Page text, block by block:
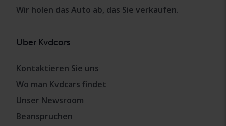
Wir holen das Auto ab, das Sie verkaufen.
Über Kvdcars
Kontaktieren Sie uns
Wo man Kvdcars findet
Unser Newsroom
Beanspruchen